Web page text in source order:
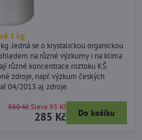
1 kg
Jedná se o krystalickou organickou
na různé výzkumy i na klima
různé koncentrace roztoku KŠ.
zdroje, např. výzkum českých
04/2013 aj. zdroje.
285 Kč
380 Kč Sleva 95 Kč
Do košíku